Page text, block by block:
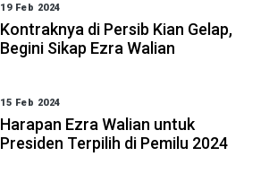
19 Feb 2024
Kontraknya di Persib Kian Gelap,
Begini Sikap Ezra Walian
15 Feb 2024
Harapan Ezra Walian untuk
Presiden Terpilih di Pemilu 2024